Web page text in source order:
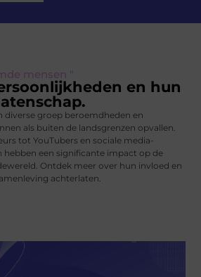
mensen "
en hun
diverse groep beroemdheden en
als buiten de landsgrenzen opvallen.
tot YouTubers en sociale media-
hebben een significante impact op de
Ontdek meer over hun invloed en
achterlaten.